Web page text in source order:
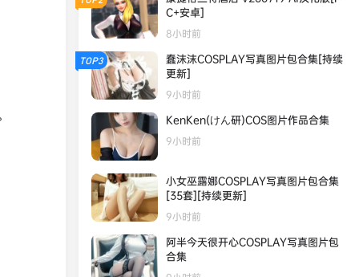
C+安卓]
8小时前
TOP3
蠢沫沫COSPLAY写真图片包合集[持续
更新]
9小时前
KenKen(けん研)COS图片作品合集
9小时前
小女巫露娜COSPLAY写真图片包合集
[35套][持续更新]
9小时前
阿半今天很开心COSPLAY写真图片包
合集